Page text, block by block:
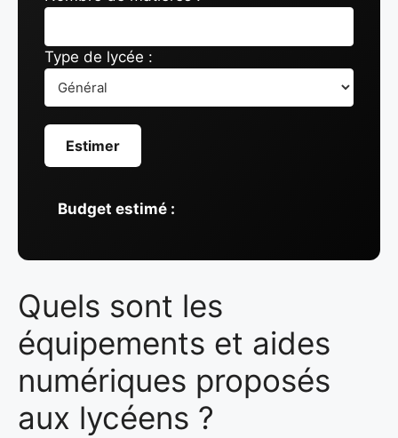
Type de lycée :
Estimer
Budget estimé :
Quels sont les
équipements et aides
numériques proposés
aux lycéens ?